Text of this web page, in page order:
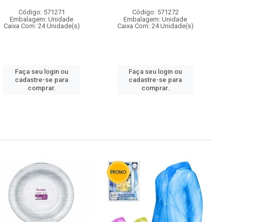
Código: 571271
Embalagem: Unidade
Caixa Com: 24 Unidade(s)
Faça seu login ou
cadastre-se para
comprar.
Código: 571272
Embalagem: Unidade
Caixa Com: 24 Unidade(s)
Faça seu login ou
cadastre-se para
comprar.